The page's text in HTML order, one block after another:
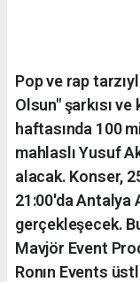
Pop ve rap
Olsun" şarkısı
haftasında 100
mahlaslı Yusuf
alacak. Konser,
21:00'da Antalya
gerçekleşecek.
Mavjör Event
Ronın Events